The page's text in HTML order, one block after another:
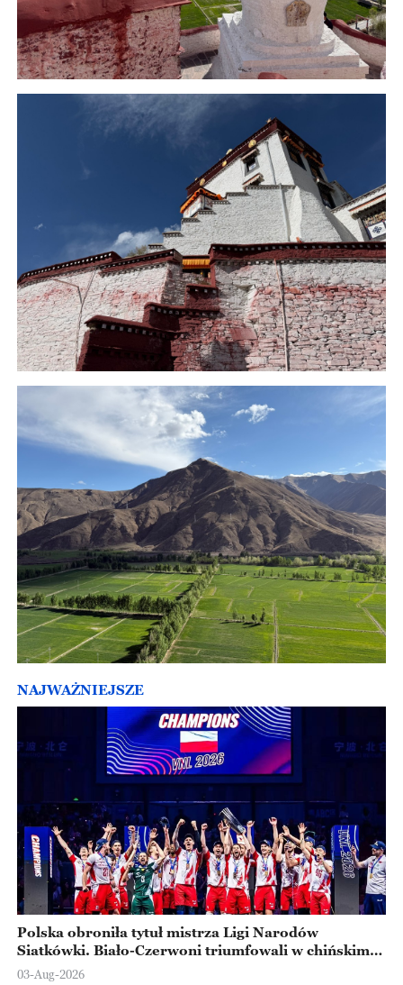
NAJWAŻNIEJSZE
Polska obroniła tytuł mistrza Ligi Narodów
Siatkówki. Biało-Czerwoni triumfowali w chińskim
Ningbo
03-Aug-2026